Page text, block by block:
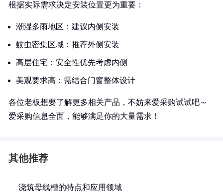
根据实际需求决定安装位置更为重要：
潮湿多雨地区：建议内侧安装
蚊虫密集区域：推荐外侧安装
高层住宅：安全性优先考虑内侧
美观要求高：需结合门窗整体设计
各位老板想要了解更多相关产品，不妨来爱采购试试吧～
爱采购信息全面，能够满足你的大量需求！
其他推荐
浇筑母线槽的特点和应用领域